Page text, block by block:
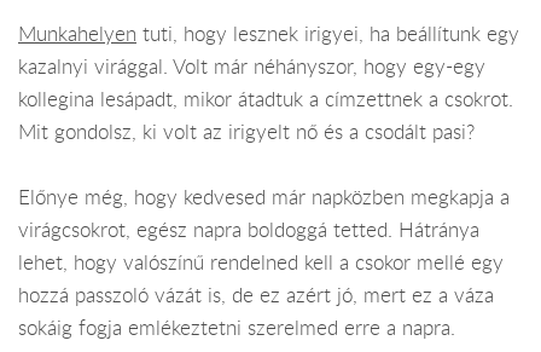
Munkahelyen tuti, hogy lesznek irigyei, ha beállítunk egy
kazalnyi virággal. Volt már néhányszor, hogy egy-egy
kollegina lesápadt, mikor átadtuk a címzettnek a csokrot.
Mit gondolsz, ki volt az irigyelt nő és a csodált pasi?
Előnye még, hogy kedvesed már napközben megkapja a
virágcsokrot, egész napra boldoggá tetted. Hátránya
lehet, hogy valószínű rendelned kell a csokor mellé egy
hozzá passzoló vázát is, de ez azért jó, mert ez a váza
sokáig fogja emlékeztetni szerelmed erre a napra.